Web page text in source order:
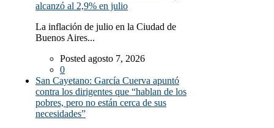
alcanzó al 2,9% en julio
La inflación de julio en la Ciudad de
Buenos Aires...
Posted agosto 7, 2026
0
San Cayetano: García Cuerva apuntó
contra los dirigentes que “hablan de los
pobres, pero no están cerca de sus
necesidades”